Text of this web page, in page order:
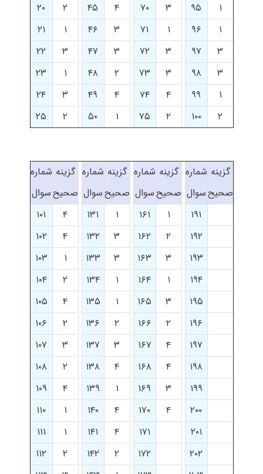
۱
۹۵ ۳ ۷۰ ۴ ۴۵ ۲
۲۰
۱
۹۶ ۱ ۷۱ ۳ ۴۶ ۱
۲۱
۳
۹۷ ۳ ۷۲ ۳ ۴۷ ۳
۲۲
۳
۹۸ ۳ ۷۳ ۲ ۴۸ ۱
۲۳
۱
۹۹ ۴ ۷۴ ۴ ۴۹ ۳
۲۴
۲
۱۰۰ ۲ ۷۵ ۱ ۵۰ ۲ ۲۵
گزینه
صحیح
شماره
سوال
گزینه
صحیح
شماره
سوال
گزینه
صحیح
شماره
سوال
گزینه
صحیح
شماره
سوال
۱۹۱
۱ ۱۶۱ ۱ ۱۳۱ ۴
۱۰۱
۱۹۲
۲ ۱۶۲ ۳ ۱۳۲ ۴
۱۰۲
۱۹۳
۳ ۱۶۳ ۳ ۱۳۳ ۱
۱۰۳
۱۹۴
۱ ۱۶۴ ۱ ۱۳۴ ۲
۱۰۴
۱۹۵
۳ ۱۶۵ ۱ ۱۳۵ ۴
۱۰۵
۱۹۶
۲ ۱۶۶ ۲ ۱۳۶ ۲
۱۰۶
۱۹۷
۴ ۱۶۷ ۳ ۱۳۷ ۳
۱۰۷
۱۹۸
۴ ۱۶۸ ۴ ۱۳۸ ۲
۱۰۸
۱۹۹
۳ ۱۶۹ ۱ ۱۳۹ ۴
۱۰۹
۲۰۰
۴ ۱۷۰ ۴ ۱۴۰ ۱
۱۱۰
۲۰۱
۱۷۱ ۴ ۱۴۱ ۱
۱۱۱
۲۰۲
۱۷۲ ۲ ۱۴۲ ۲
۱۱۲